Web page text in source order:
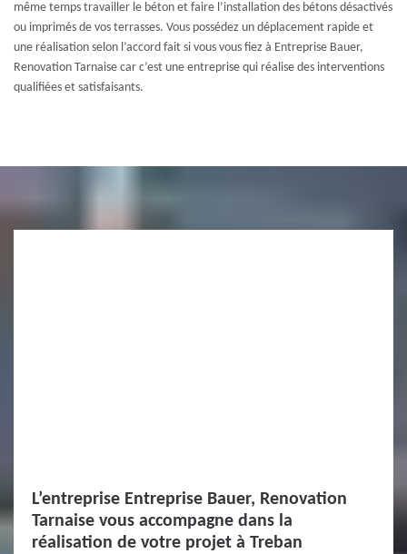
même temps travailler le béton et faire l’installation des bétons désactivés
ou imprimés de vos terrasses. Vous possédez un déplacement rapide et
une réalisation selon l’accord fait si vous vous fiez à Entreprise Bauer,
Renovation Tarnaise car c’est une entreprise qui réalise des interventions
qualifiées et satisfaisants.
L’entreprise Entreprise Bauer, Renovation
Tarnaise vous accompagne dans la
réalisation de votre projet à Treban